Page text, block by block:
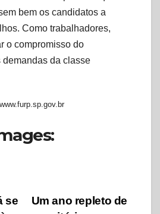
bem os candidatos a
Como trabalhadores,
o compromisso do
da classe
Um ano repleto de
se